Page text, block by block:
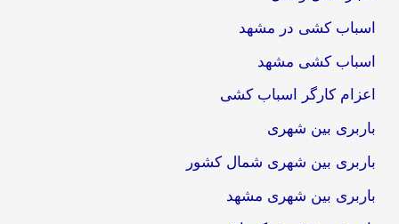
اسباب کشی در مشهد
اسباب کشی مشهد
اعزام کارگر اسباب کشی
باربری بین شهری
باربری بین شهری شمال کشور
باربری بین شهری مشهد